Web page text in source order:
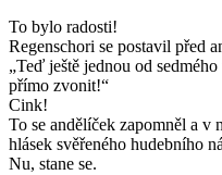
To bylo radosti!
Regenschori se postavil před
„Teď ještě jednou od
přímo zvonit!“
Cink!
To se andělíček zapomněl a
hlásek svěřeného hudebního
Nu, stane se.